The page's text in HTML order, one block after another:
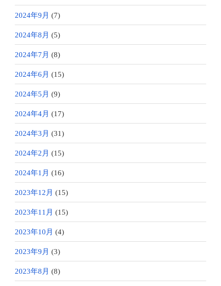
2024年9月 (7)
2024年8月 (5)
2024年7月 (8)
2024年6月 (15)
2024年5月 (9)
2024年4月 (17)
2024年3月 (31)
2024年2月 (15)
2024年1月 (16)
2023年12月 (15)
2023年11月 (15)
2023年10月 (4)
2023年9月 (3)
2023年8月 (8)